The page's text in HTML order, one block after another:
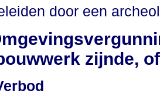
door een
zijnde,